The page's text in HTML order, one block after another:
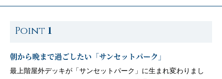
Point 1
朝から晩まで過ごしたい「サンセットパーク」
最上階屋外デッキが「サンセットパーク」に生まれ変わりまし